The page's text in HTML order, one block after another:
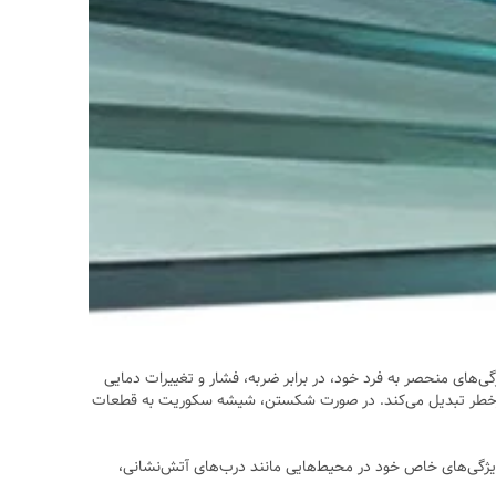
منحصر به فرد خود، در برابر ضربه، فشار و تغییرات دمایی
پرخطر تبدیل می‌کند. در صورت شکستن، شیشه سکوریت به قطعات
خاص خود در محیط‌هایی مانند درب‌های آتش‌نشانی،